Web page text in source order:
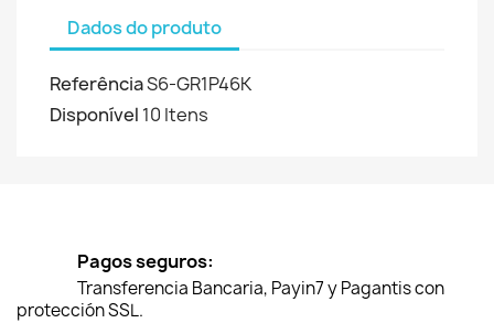
Dados do produto
ReferênciaS6-GR1P46K
Disponível 10 Itens
Pagos seguros:
Transferencia Bancaria, Payin7 y Pagantis con
protección SSL.